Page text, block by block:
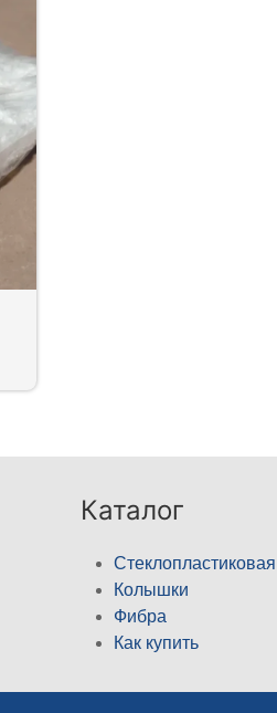
Каталог
Колышки
Фибра
Как купить